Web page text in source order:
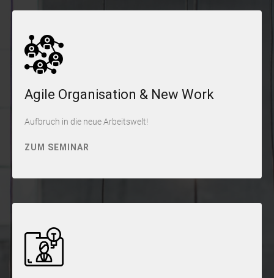
Agile Organisation & New Work
Aufbruch in die neue Arbeitswelt!
ZUM SEMINAR